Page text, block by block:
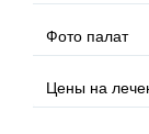
Фото палат
Цены на